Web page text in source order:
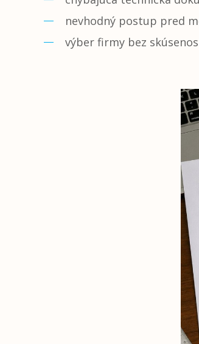
nevhodný postup pred
výber firmy bez